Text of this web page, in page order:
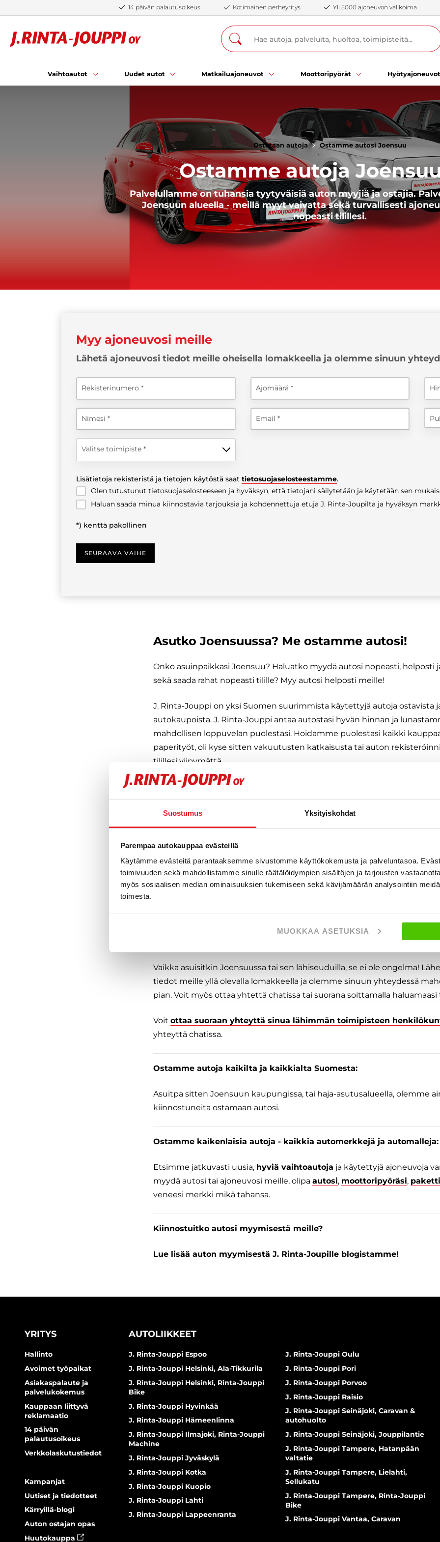
Suostumus Yksityiskohdat
Parempaa autokauppaa evästeillä
Käytämme evästeitä parantaaksemme sivustomme käyttökokemusta ja palveluntasoa.
toimivuuden sekä mahdollistamme sinulle räätälöidympien sisältöjen ja tarjousten
myös sosiaalisen median ominaisuuksien tukemiseen sekä kävijämäärän analysointiin
toimesta.
MUOKKAA ASETUKSIA
14 päivän palautusoikeus Kotimainen perheyritys Yli 5000 ajoneuvon valikoima
Vaihtoautot Uudet autot Matkailuajoneuvot Moottoripyörät Hyötyajoneuvot
Ostetaan autoja Ostamme autosi Joensuu
Ostamme autoja
Palvelullamme on tuhansia tyytyväisiä auton myyjiä ja ostajia.
Joensuun alueella - meillä myyt vaivatta sekä turvallisesti
nopeasti tilillesi.
Myy ajoneuvosi meille
Lähetä ajoneuvosi tiedot meille oheisella lomakkeella ja olemme sinuun
Rekisterinumero Ajomäärä
Nimesi Email
Valitse toimipiste
Lisätietoja rekisteristä ja tietojen käytöstä saat tietosuojaselosteestamme.
Olen tutustunut tietosuojaselosteeseen ja hyväksyn, että tietojani säilytetään ja käytetään sen
Haluan saada minua kiinnostavia tarjouksia ja kohdennettuja etuja J. Rinta-Joupilta ja hyväksyn
*) kenttä pakollinen
SEURAAVA VAIHE
Asutko Joensuussa? Me ostamme autosi!
Onko asuinpaikkasi Joensuu? Haluatko myydä autosi nopeasti, helposti
sekä saada rahat nopeasti tilille? Myy autosi helposti meille!
J. Rinta-Jouppi on yksi Suomen suurimmista käytettyjä autoja ostavista
autokaupoista. J. Rinta-Jouppi antaa autostasi hyvän hinnan ja
mahdollisen loppuvelan puolestasi. Hoidamme puolestasi kaikki
paperityöt, oli kyse sitten vakuutusten katkaisusta tai auton
tilillesi viipymättä.
Vaikka meillä ei ole varsinaista toimipistettä Joensuussa, ostamme
Pohjois-Karjalan alueella hyväkuntoisia henkilö- ja pakettiautoja sekä
Myy autosi meille vaivatta! J. Rinta-Joupilla on vuosikymmenten
ostamisesta, myös Joensuun alueella.
Vaihdamme matkailuauton henkilöautoon
Vaihdamme kaksi autoa yhteen
Ostamme autoja jokaisessa toimipisteessämme kautta maan:
Vaikka asuisitkin Joensuussa tai sen lähiseuduilla, se ei ole ongelma!
tiedot meille yllä olevalla lomakkeella ja olemme sinuun yhteydessä
pian. Voit myös ottaa yhtettä chatissa tai suorana soittamalla
Voitottaa suoraan yhteyttä sinua lähimmän toimipisteen
yhteyttä chatissa.
Ostamme autoja kaikilta ja kaikkialta Suomesta:
Asuitpa sitten Joensuun kaupungissa, tai haja-asutusalueella, olemme
kiinnostuneita ostamaan autosi.
Ostamme kaikenlaisia autoja - kaikkia automerkkejä ja automalleja:
Etsimme jatkuvasti uusia, hyviä vaihtoautoja ja käytettyjä ajoneuvoja
myydä autosi tai ajoneuvosi meille, olipaautosi, moottoripyöräsi,
veneesi merkki mikä tahansa.
Kiinnostuitko autosi myymisestä meille?
Lue lisää auton myymisestä J. Rinta-Joupille blogistamme!
YRITYS
Hallinto
Avoimet työpaikat
Asiakaspalaute ja
palvelukokemus
Kauppaan liittyvä
reklamaatio
14 päivän
palautusoikeus
Verkkolaskutustiedot
Kampanjat
Uutiset ja tiedotteet
Kärryillä-blogi
Auton ostajan opas
Huutokauppa
AUTOLIIKKEET
J. Rinta-Jouppi Espoo
J. Rinta-Jouppi Helsinki, Ala-Tikkurila
J. Rinta-Jouppi Helsinki, Rinta-Jouppi
Bike
J. Rinta-Jouppi Hyvinkää
J. Rinta-Jouppi Hämeenlinna
J. Rinta-Jouppi Ilmajoki, Rinta-Jouppi
Machine
J. Rinta-Jouppi Jyväskylä
J. Rinta-Jouppi Kotka
J. Rinta-Jouppi Kuopio
J. Rinta-Jouppi Lahti
J. Rinta-Jouppi Lappeenranta
J. Rinta-Jouppi Oulu
J. Rinta-Jouppi Pori
J. Rinta-Jouppi Porvoo
J. Rinta-Jouppi Raisio
J. Rinta-Jouppi Seinäjoki, Caravan &
autohuolto
J. Rinta-Jouppi Seinäjoki, Jouppilantie
J. Rinta-Jouppi Tampere, Hatanpään
valtatie
J. Rinta-Jouppi Tampere, Lielahti,
Sellukatu
J. Rinta-Jouppi Tampere, Rinta-Jouppi
Bike
J. Rinta-Jouppi Vantaa, Caravan